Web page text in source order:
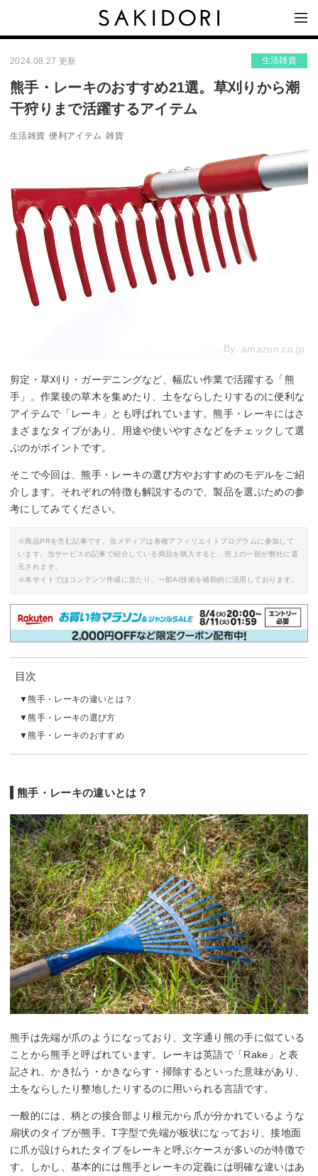
2024.08.27 更新 生活雑貨
熊手・レーキのおすすめ21選。草刈りから潮
干狩りまで活躍するアイテム
生活雑貨 便利アイテム 雑貨
By: amazon.co.jp
剪定・草刈り・ガーデニングなど、幅広い作業で活躍する「熊
手」。作業後の草木を集めたり、土をならしたりするのに便利な
アイテムで「レーキ」とも呼ばれています。熊手・レーキにはさ
まざまなタイプがあり、用途や使いやすさなどをチェックして選
ぶのがポイントです。
そこで今回は、熊手・レーキの選び方やおすすめのモデルをご紹
介します。それぞれの特徴も解説するので、製品を選ぶための参
考にしてみてください。
※商品PRを含む記事です。当メディアは各種アフィリエイトプログラムに参加して
います。当サービスの記事で紹介している商品を購入すると、売上の一部が弊社に還
元されます。
※本サイトではコンテンツ作成に当たり、一部AI技術を補助的に活用しております。
目次
熊手・レーキの違いとは？
熊手・レーキの選び方
熊手・レーキのおすすめ
熊手・レーキの違いとは？
熊手は先端が爪のようになっており、文字通り熊の手に似ている
ことから熊手と呼ばれています。レーキは英語で「Rake」と表
記され、かき払う・かきならす・掃除するといった意味があり、
土をならしたり整地したりするのに用いられる言語です。
一般的には、柄との接合部より根元から爪が分かれているような
扇状のタイプが熊手。T字型で先端が板状になっており、接地面
に爪が設けられたタイプをレーキと呼ぶケースが多いのが特徴で
す。しかし、基本的には熊手とレーキの定義には明確な違いはあ